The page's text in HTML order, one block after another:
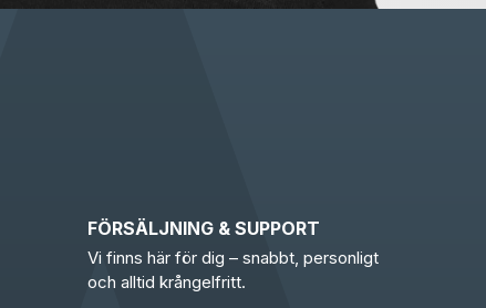
FÖRSÄLJNING & SUPPORT
Vi finns här för dig – snabbt, personligt
och alltid krångelfritt.